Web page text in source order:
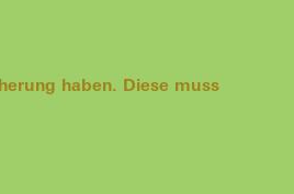
haben. Diese muss